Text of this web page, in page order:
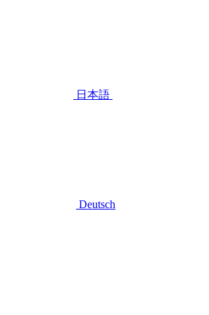
日本語
Deutsch